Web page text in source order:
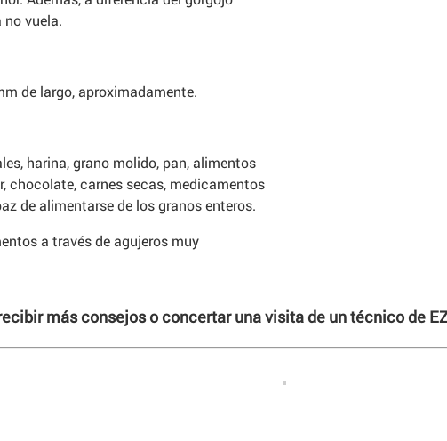
vuela.
de largo, aproximadamente.
harina, grano molido, pan, alimentos
chocolate, carnes secas, medicamentos
de alimentarse de los granos enteros.
a través de agujeros muy
más consejos o concertar una visita de un técnico de